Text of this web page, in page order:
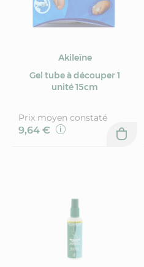
Akileïne
Gel tube à découper 1
unité 15cm
Prix moyen constaté
9,64 €